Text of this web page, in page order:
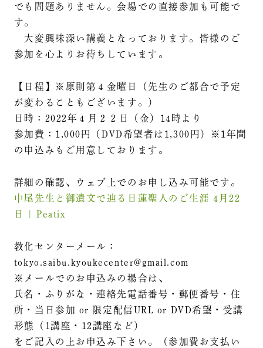
でも問題ありません。会場での直接参加も可能で
す。
大変興味深い講義となっております。皆様のご
参加を心よりお待ちしています。
【日程】※原則第４金曜日（先生のご都合で予定
が変わることもございます。）
日時：2022年４月２２日（金）14時より
参加費：1,000円（DVD希望者は1,300円）※1年間
の申込みもご用意しております。
詳細の確認、ウェブ上でのお申し込み可能です。
中尾先生と御遺文で辿る日蓮聖人のご生涯 4月22
日 | Peatix
教化センターメール：
tokyo.saibu.kyoukecenter@gmail.com
※メールでのお申込みの場合は、
氏名・ふりがな・連絡先電話番号・郵便番号・住
所・当日参加 or 限定配信URL or DVD希望・受講
形態（1講座・12講座など）
をご記入の上お申込み下さい。（参加費お支払い